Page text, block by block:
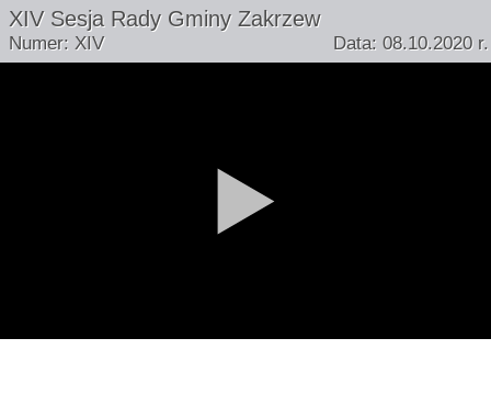
XIV Sesja Rady Gminy Zakrzew
Numer: XIV Data: 08.10.2020 r.